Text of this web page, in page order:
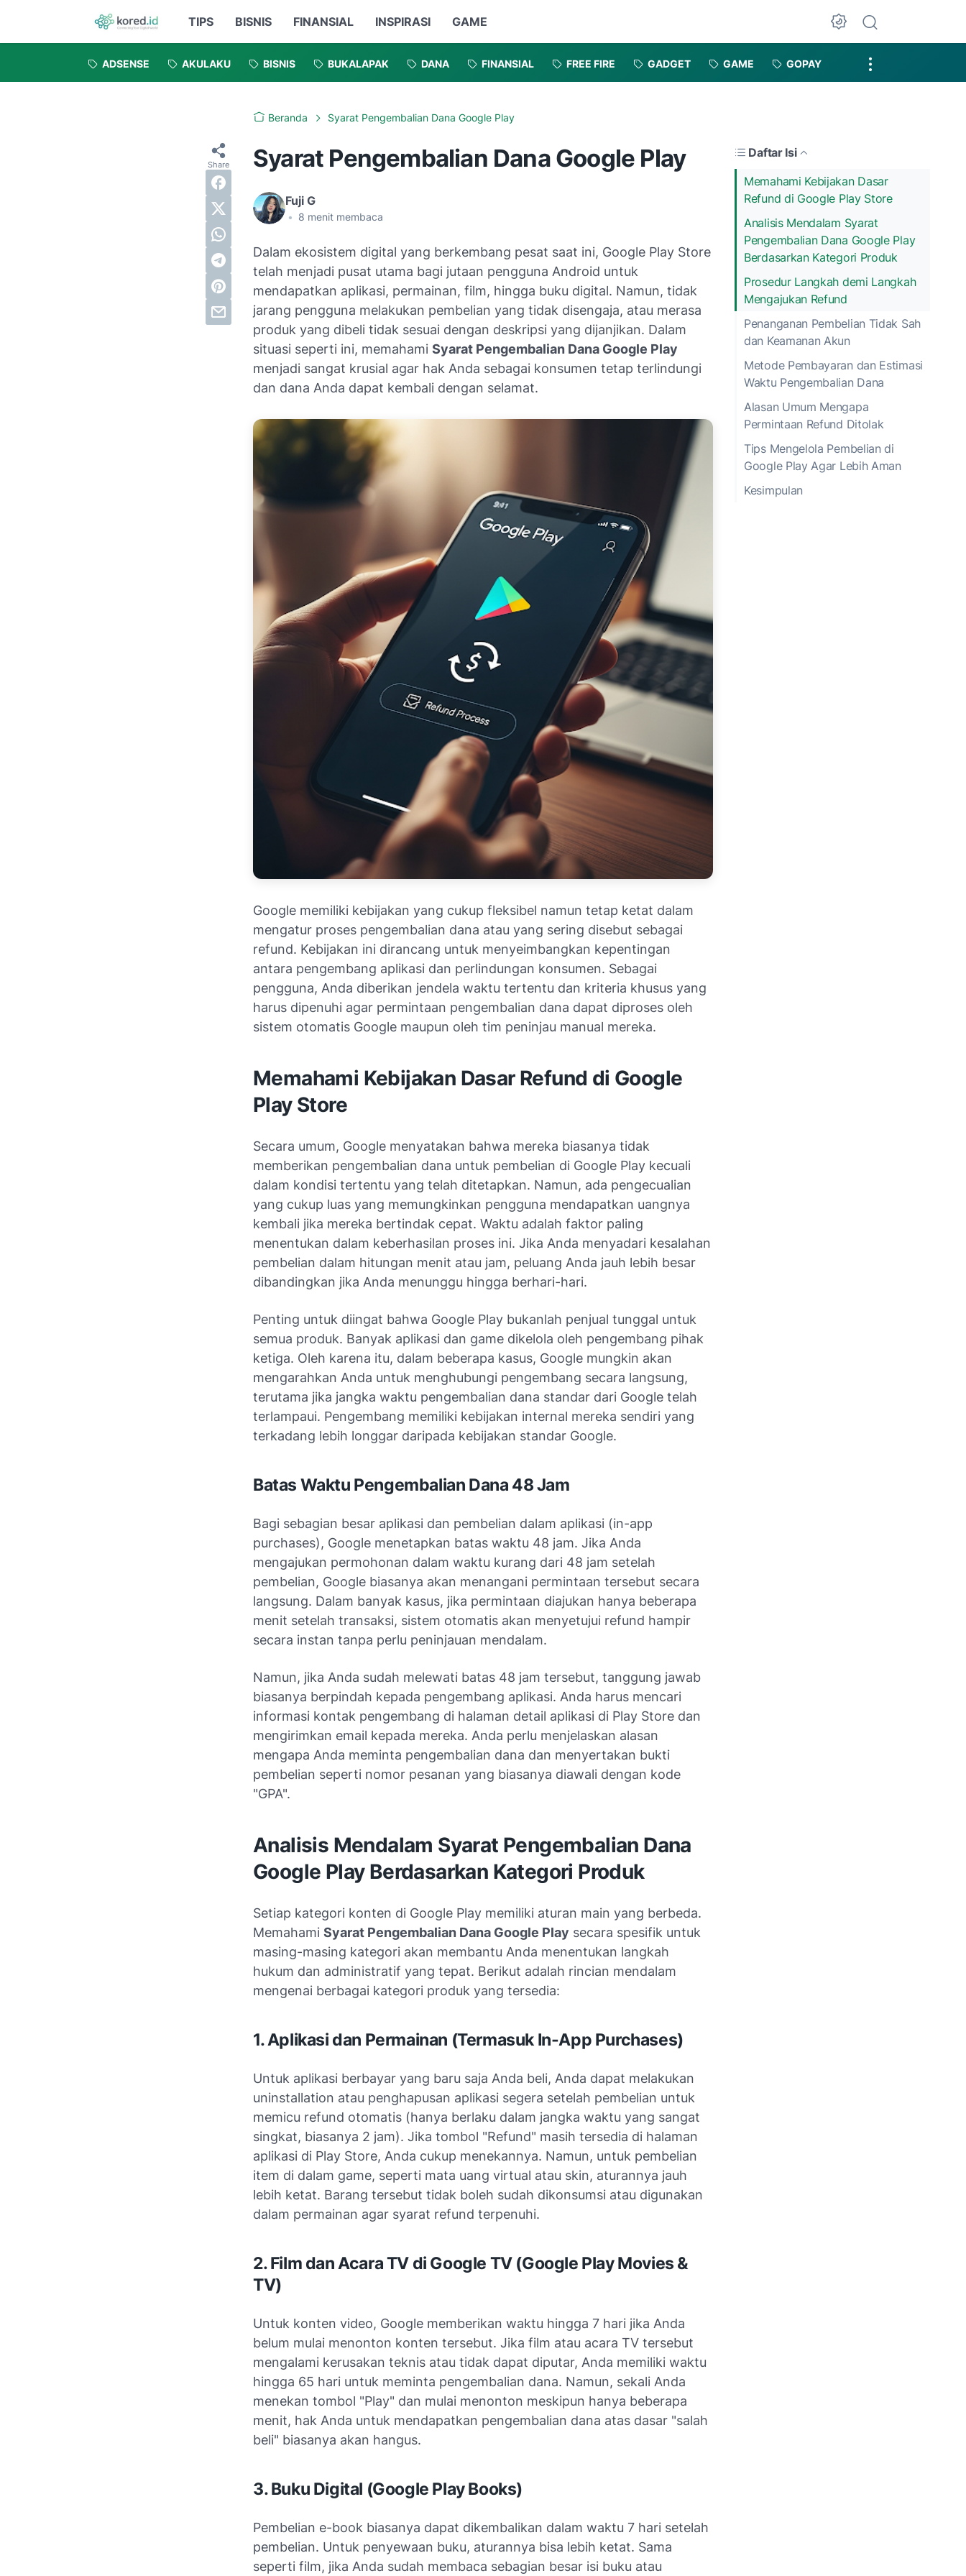
TIPS BISNIS FINANSIAL INSPIRASI GAME
Dark Mode
ADSENSE AKULAKU BISNIS BUKALAPAK DANA FINANSIAL FREE FIRE GADGET GAME GOPAY
Beranda Syarat Pengembalian Dana Google Play
Syarat Pengembalian Dana Google Play
Fuji G
• 8 menit membaca
Daftar Isi
Memahami Kebijakan Dasar
Refund di Google Play Store
Analisis Mendalam Syarat
Pengembalian Dana Google Play
Berdasarkan Kategori Produk
Prosedur Langkah demi Langkah
Mengajukan Refund
Penanganan Pembelian Tidak Sah
dan Keamanan Akun
Metode Pembayaran dan Estimasi
Waktu Pengembalian Dana
Alasan Umum Mengapa
Permintaan Refund Ditolak
Tips Mengelola Pembelian di
Google Play Agar Lebih Aman
Kesimpulan
Dalam ekosistem digital yang berkembang pesat saat ini, Google Play Store
telah menjadi pusat utama bagi jutaan pengguna Android untuk
mendapatkan aplikasi, permainan, film, hingga buku digital. Namun, tidak
jarang pengguna melakukan pembelian yang tidak disengaja, atau merasa
produk yang dibeli tidak sesuai dengan deskripsi yang dijanjikan. Dalam
situasi seperti ini, memahami Syarat Pengembalian Dana Google Play
menjadi sangat krusial agar hak Anda sebagai konsumen tetap terlindungi
dan dana Anda dapat kembali dengan selamat.
Google memiliki kebijakan yang cukup fleksibel namun tetap ketat dalam
mengatur proses pengembalian dana atau yang sering disebut sebagai
refund. Kebijakan ini dirancang untuk menyeimbangkan kepentingan
antara pengembang aplikasi dan perlindungan konsumen. Sebagai
pengguna, Anda diberikan jendela waktu tertentu dan kriteria khusus yang
harus dipenuhi agar permintaan pengembalian dana dapat diproses oleh
sistem otomatis Google maupun oleh tim peninjau manual mereka.
Memahami Kebijakan Dasar Refund di Google
Play Store
Secara umum, Google menyatakan bahwa mereka biasanya tidak
memberikan pengembalian dana untuk pembelian di Google Play kecuali
dalam kondisi tertentu yang telah ditetapkan. Namun, ada pengecualian
yang cukup luas yang memungkinkan pengguna mendapatkan uangnya
kembali jika mereka bertindak cepat. Waktu adalah faktor paling
menentukan dalam keberhasilan proses ini. Jika Anda menyadari kesalahan
pembelian dalam hitungan menit atau jam, peluang Anda jauh lebih besar
dibandingkan jika Anda menunggu hingga berhari-hari.
Penting untuk diingat bahwa Google Play bukanlah penjual tunggal untuk
semua produk. Banyak aplikasi dan game dikelola oleh pengembang pihak
ketiga. Oleh karena itu, dalam beberapa kasus, Google mungkin akan
mengarahkan Anda untuk menghubungi pengembang secara langsung,
terutama jika jangka waktu pengembalian dana standar dari Google telah
terlampaui. Pengembang memiliki kebijakan internal mereka sendiri yang
terkadang lebih longgar daripada kebijakan standar Google.
Batas Waktu Pengembalian Dana 48 Jam
Bagi sebagian besar aplikasi dan pembelian dalam aplikasi (in-app
purchases), Google menetapkan batas waktu 48 jam. Jika Anda
mengajukan permohonan dalam waktu kurang dari 48 jam setelah
pembelian, Google biasanya akan menangani permintaan tersebut secara
langsung. Dalam banyak kasus, jika permintaan diajukan hanya beberapa
menit setelah transaksi, sistem otomatis akan menyetujui refund hampir
secara instan tanpa perlu peninjauan mendalam.
Namun, jika Anda sudah melewati batas 48 jam tersebut, tanggung jawab
biasanya berpindah kepada pengembang aplikasi. Anda harus mencari
informasi kontak pengembang di halaman detail aplikasi di Play Store dan
mengirimkan email kepada mereka. Anda perlu menjelaskan alasan
mengapa Anda meminta pengembalian dana dan menyertakan bukti
pembelian seperti nomor pesanan yang biasanya diawali dengan kode
"GPA".
Analisis Mendalam Syarat Pengembalian Dana
Google Play Berdasarkan Kategori Produk
Setiap kategori konten di Google Play memiliki aturan main yang berbeda.
Memahami Syarat Pengembalian Dana Google Play secara spesifik untuk
masing-masing kategori akan membantu Anda menentukan langkah
hukum dan administratif yang tepat. Berikut adalah rincian mendalam
mengenai berbagai kategori produk yang tersedia:
1. Aplikasi dan Permainan (Termasuk In-App Purchases)
Untuk aplikasi berbayar yang baru saja Anda beli, Anda dapat melakukan
uninstallation atau penghapusan aplikasi segera setelah pembelian untuk
memicu refund otomatis (hanya berlaku dalam jangka waktu yang sangat
singkat, biasanya 2 jam). Jika tombol "Refund" masih tersedia di halaman
aplikasi di Play Store, Anda cukup menekannya. Namun, untuk pembelian
item di dalam game, seperti mata uang virtual atau skin, aturannya jauh
lebih ketat. Barang tersebut tidak boleh sudah dikonsumsi atau digunakan
dalam permainan agar syarat refund terpenuhi.
2. Film dan Acara TV di Google TV (Google Play Movies &
TV)
Untuk konten video, Google memberikan waktu hingga 7 hari jika Anda
belum mulai menonton konten tersebut. Jika film atau acara TV tersebut
mengalami kerusakan teknis atau tidak dapat diputar, Anda memiliki waktu
hingga 65 hari untuk meminta pengembalian dana. Namun, sekali Anda
menekan tombol "Play" dan mulai menonton meskipun hanya beberapa
menit, hak Anda untuk mendapatkan pengembalian dana atas dasar "salah
beli" biasanya akan hangus.
3. Buku Digital (Google Play Books)
Pembelian e-book biasanya dapat dikembalikan dalam waktu 7 hari setelah
pembelian. Untuk penyewaan buku, aturannya bisa lebih ketat. Sama
seperti film, jika Anda sudah membaca sebagian besar isi buku atau